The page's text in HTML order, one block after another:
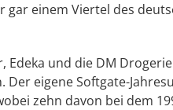
gar einem Viertel des
Edeka und die DM
eigene Softgate-
zehn davon bei dem